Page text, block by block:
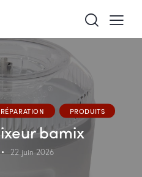
PRODUITS
bamix
22 juin 2026